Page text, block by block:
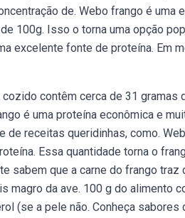
de. Webo frango é uma
100g. Isso o torna uma opção
excelente fonte de proteína. Em
contêm cerca de 31 gramas
é uma proteína econômica e
receitas queridinhas, como.
Essa quantidade torna o
sabem que a carne do frango
magro da ave. 100 g do alimento
(se a pele não. Conheça